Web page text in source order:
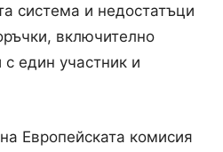
система и недостатъци
включително
един участник и
Европейската комисия